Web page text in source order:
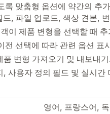
록 맞춤형 옵션에 약간의 추
드, 파일 업로드, 색상 견본,
이 제품 변형을 선택할 때 추
전 선택에 따라 관련 옵션 표
품 변형 가져오기 및 내보내
, 사용자 정의 필드 및 실시
영어, 프랑스어,